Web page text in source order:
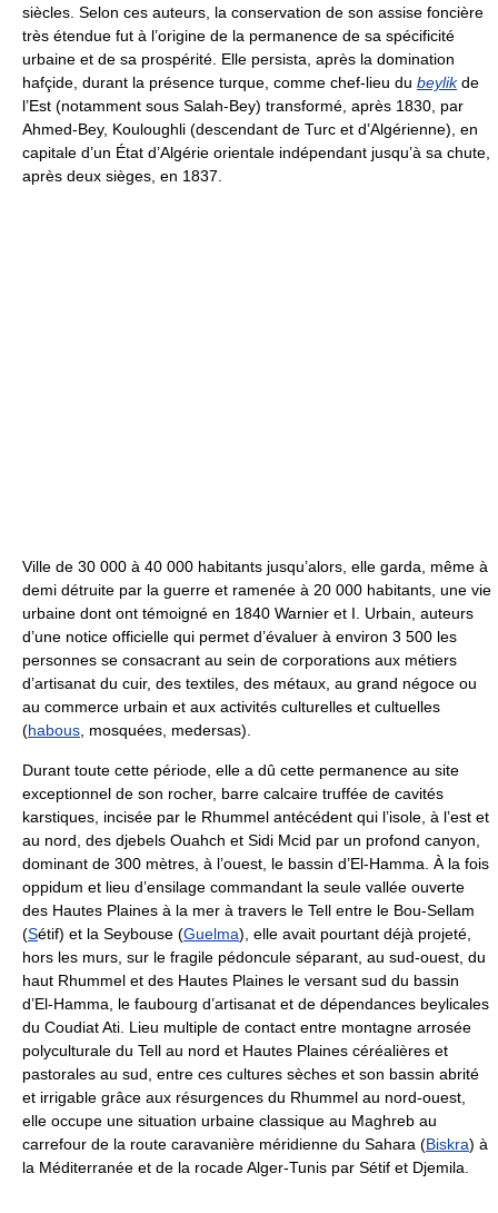
siècles. Selon ces auteurs, la conservation de son assise foncière
très étendue fut à l’origine de la permanence de sa spécificité
urbaine et de sa prospérité. Elle persista, après la domination
hafçide, durant la présence turque, comme chef-lieu du beylik de
l’Est (notamment sous Salah-Bey) transformé, après 1830, par
Ahmed-Bey, Kouloughli (descendant de Turc et d’Algérienne), en
capitale d’un État d’Algérie orientale indépendant jusqu’à sa chute,
après deux sièges, en 1837.
Ville de 30 000 à 40 000 habitants jusqu’alors, elle garda, même à
demi détruite par la guerre et ramenée à 20 000 habitants, une vie
urbaine dont ont témoigné en 1840 Warnier et I. Urbain, auteurs
d’une notice officielle qui permet d’évaluer à environ 3 500 les
personnes se consacrant au sein de corporations aux métiers
d’artisanat du cuir, des textiles, des métaux, au grand négoce ou
au commerce urbain et aux activités culturelles et cultuelles
(habous , mosquées, medersas).
Durant toute cette période, elle a dû cette permanence au site
exceptionnel de son rocher, barre calcaire truffée de cavités
karstiques, incisée par le Rhummel antécédent qui l’isole, à l’est et
au nord, des djebels Ouahch et Sidi Mcid par un profond canyon,
dominant de 300 mètres, à l’ouest, le bassin d’El-Hamma. À la fois
oppidum et lieu d’ensilage commandant la seule vallée ouverte
des Hautes Plaines à la mer à travers le Tell entre le Bou-Sellam
(Sétif) et la Seybouse (Guelma), elle avait pourtant déjà projeté,
hors les murs, sur le fragile pédoncule séparant, au sud-ouest, du
haut Rhummel et des Hautes Plaines le versant sud du bassin
d’El-Hamma, le faubourg d’artisanat et de dépendances beylicales
du Coudiat Ati. Lieu multiple de contact entre montagne arrosée
polyculturale du Tell au nord et Hautes Plaines céréalières et
pastorales au sud, entre ces cultures sèches et son bassin abrité
et irrigable grâce aux résurgences du Rhummel au nord-ouest,
elle occupe une situation urbaine classique au Maghreb au
carrefour de la route caravanière méridienne du Sahara (Biskra) à
la Méditerranée et de la rocade Alger-Tunis par Sétif et Djemila.